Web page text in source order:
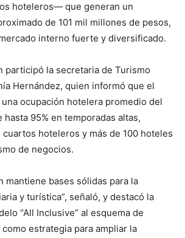
hoteleros— que generan un
de 101 mil millones de pesos,
interno fuerte y diversificado.
participó la secretaria de Turismo
Hernández, quien informó que el
ocupación hotelera promedio del
hasta 95% en temporadas altas,
hoteleros y más de 100 hoteles
de negocios.
mantiene bases sólidas para la
y turística”, señaló, y destacó la
“All Inclusive” al esquema de
como estrategia para ampliar la